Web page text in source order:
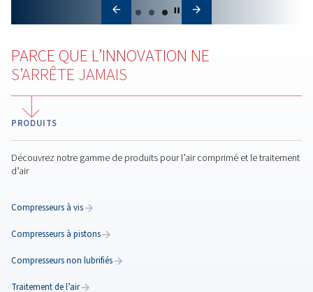
comprimé : pourquoi
important et comment
refroidir efficacement